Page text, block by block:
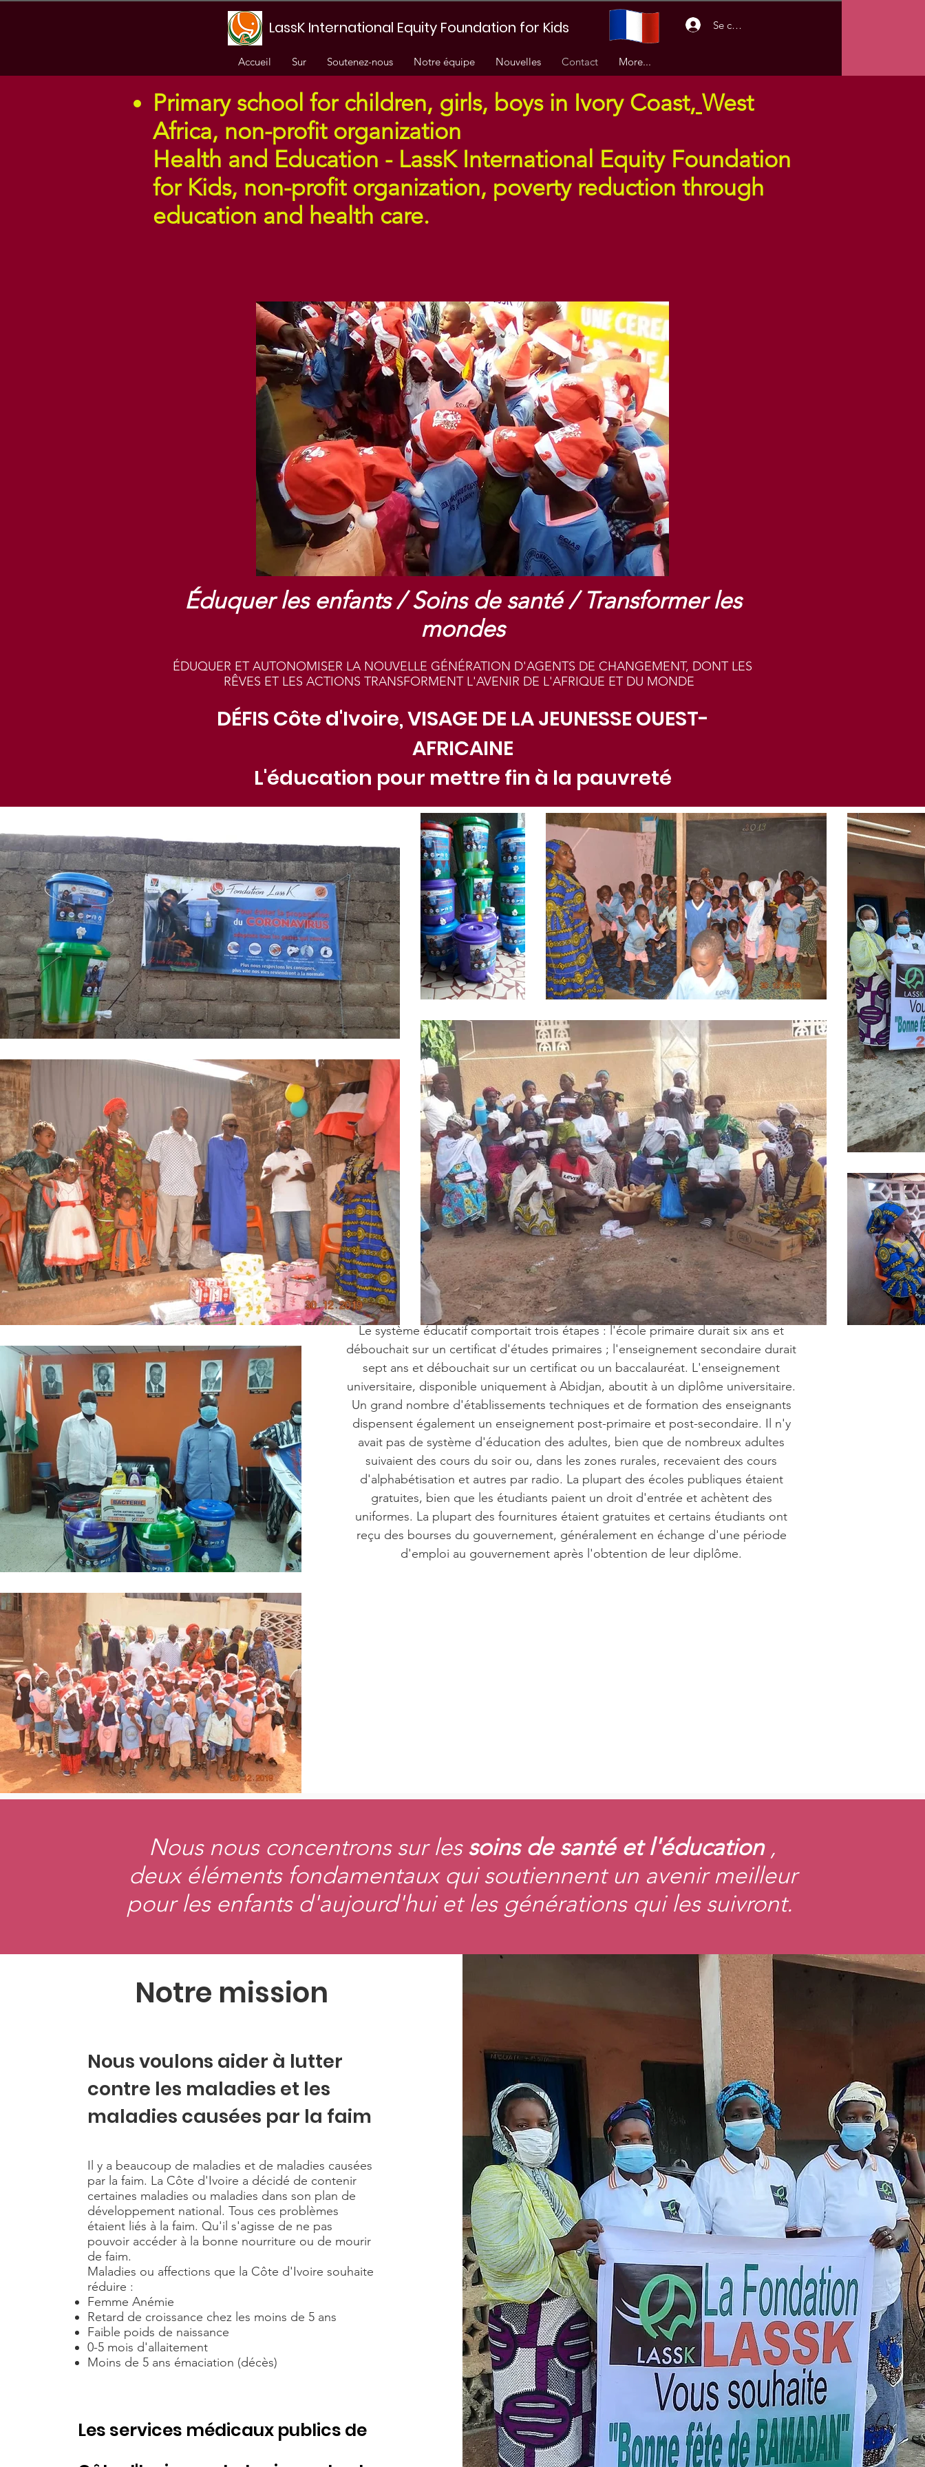
LassK International Equity Foundation for Kids Se connecter
Accueil Sur Soutenez-nous Notre équipe Nouvelles Contact More...
Primary school for children, girls, boys in Ivory Coast, West
Africa, non-profit organization
Health and Education - LassK International Equity Foundation
for Kids, non-profit organization, poverty reduction through
education and health care.
Éduquer les enfants / Soins de santé / Transformer les
mondes
ÉDUQUER ET AUTONOMISER LA NOUVELLE GÉNÉRATION D'AGENTS DE CHANGEMENT, DONT LES
RÊVES ET LES ACTIONS TRANSFORMENT L'AVENIR DE L'AFRIQUE ET DU MONDE
DÉFIS Côte d'Ivoire, VISAGE DE LA JEUNESSE OUEST-
AFRICAINE
L'éducation pour mettre fin à la pauvreté
Le système éducatif comportait trois étapes : l'école primaire durait six ans et
débouchait sur un certificat d'études primaires ; l'enseignement secondaire durait
sept ans et débouchait sur un certificat ou un baccalauréat. L'enseignement
universitaire, disponible uniquement à Abidjan, aboutit à un diplôme universitaire.
Un grand nombre d'établissements techniques et de formation des enseignants
dispensent également un enseignement post-primaire et post-secondaire. Il n'y
avait pas de système d'éducation des adultes, bien que de nombreux adultes
suivaient des cours du soir ou, dans les zones rurales, recevaient des cours
d'alphabétisation et autres par radio. La plupart des écoles publiques étaient
gratuites, bien que les étudiants paient un droit d'entrée et achètent des
uniformes. La plupart des fournitures étaient gratuites et certains étudiants ont
reçu des bourses du gouvernement, généralement en échange d'une période
d'emploi au gouvernement après l'obtention de leur diplôme.
Nous nous concentrons sur lessoins de santé et l'éducation,
deux éléments fondamentaux qui soutiennent un avenir meilleur
pour les enfants d'aujourd'hui et les générations qui les suivront.
Notre mission
Nous voulons aider à lutter
contre les maladies et les
maladies causées par la faim
Il y a beaucoup de maladies et de maladies causées
par la faim. La Côte d'Ivoire a décidé de contenir
certaines maladies ou maladies dans son plan de
développement national. Tous ces problèmes
étaient liés à la faim. Qu'il s'agisse de ne pas
pouvoir accéder à la bonne nourriture ou de mourir
de faim.
Maladies ou affections que la Côte d'Ivoire souhaite
réduire :
Femme Anémie
Retard de croissance chez les moins de 5 ans
Faible poids de naissance
0-5 mois d'allaitement
Moins de 5 ans émaciation (décès)
Les services médicaux publics de